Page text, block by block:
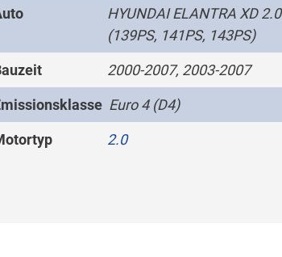
HYUNDAI ELANTRA XD 2.0
(139PS, 141PS, 143PS)
2000-2007, 2003-2007
Euro 4 (D4)
2.0